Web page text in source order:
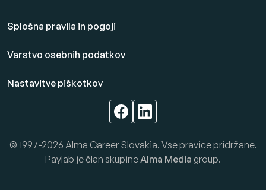
Splošna pravila in pogoji
Varstvo osebnih podatkov
Nastavitve piškotkov
© 1997-2026 Alma Career Slovakia. Vse pravice pridržane.
Paylab je član skupine Alma Media group.